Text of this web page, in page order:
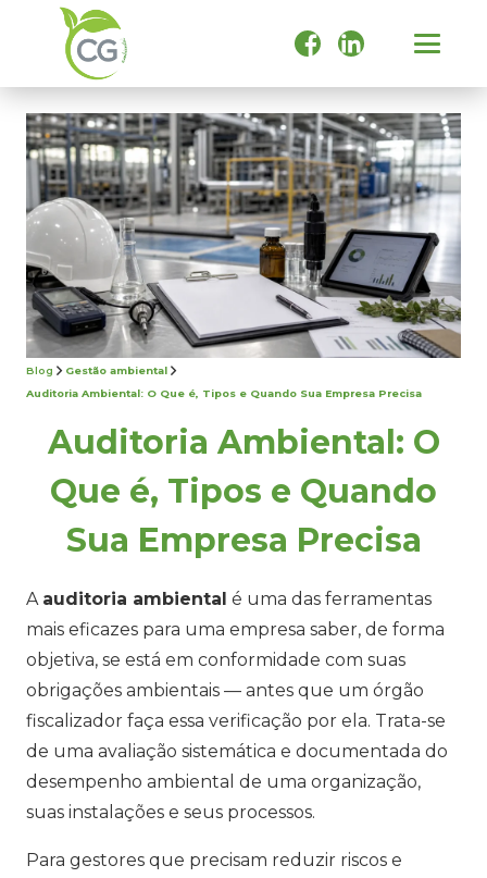
Blog
Gestão ambiental
Auditoria Ambiental: O Que é, Tipos e Quando Sua Empresa Precisa
Auditoria Ambiental: O
Que é, Tipos e Quando
Sua Empresa Precisa
A auditoria ambiental é uma das ferramentas
mais eficazes para uma empresa saber, de forma
objetiva, se está em conformidade com suas
obrigações ambientais — antes que um órgão
fiscalizador faça essa verificação por ela. Trata-se
de uma avaliação sistemática e documentada do
desempenho ambiental de uma organização,
suas instalações e seus processos.
Para gestores que precisam reduzir riscos e